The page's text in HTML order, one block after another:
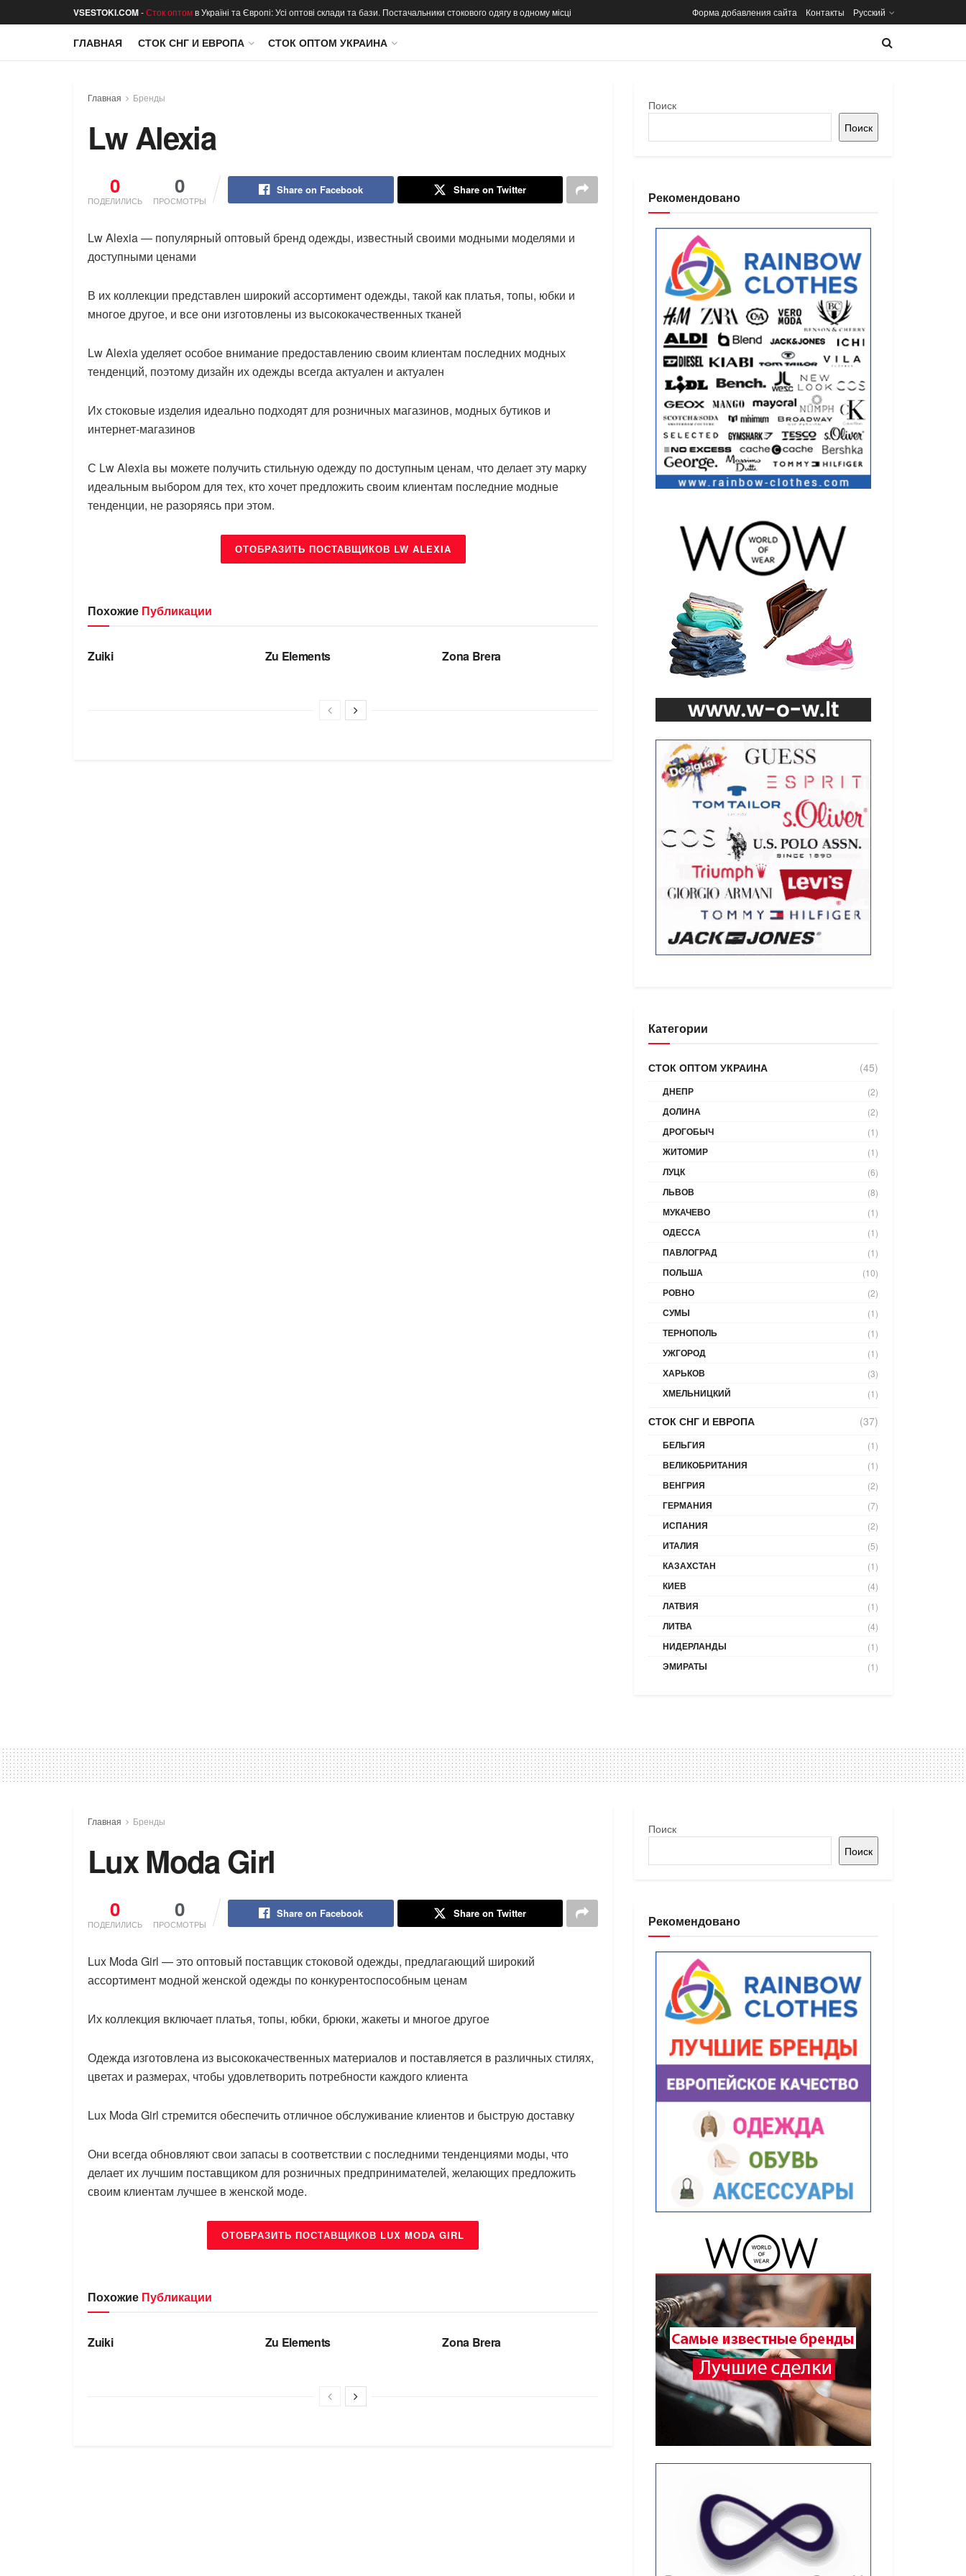
VSESTOKI.COM-Сток оптомв Україні та Європі: Усі оптові склади та бази. Постачальники стокового одягу в одному місці Форма добавления сайта Контакты Русский
ГЛАВНАЯ СТОК СНГ И ЕВРОПА СТОК ОПТОМ УКРАИНА
Главная Бренды
Lw Alexia
0
ПОДЕЛИЛИСЬ
0
ПРОСМОТРЫ
Share on Facebook Share on Twitter
Lw Alexia — популярный оптовый бренд одежды, известный своими модными моделями и
доступными ценами
В их коллекции представлен широкий ассортимент одежды, такой как платья, топы, юбки и
многое другое, и все они изготовлены из высококачественных тканей
Lw Alexia уделяет особое внимание предоставлению своим клиентам последних модных
тенденций, поэтому дизайн их одежды всегда актуален и актуален
Их стоковые изделия идеально подходят для розничных магазинов, модных бутиков и
интернет-магазинов
С Lw Alexia вы можете получить стильную одежду по доступным ценам, что делает эту марку
идеальным выбором для тех, кто хочет предложить своим клиентам последние модные
тенденции, не разоряясь при этом.
ОТОБРАЗИТЬ ПОСТАВЩИКОВ LW ALEXIA
Похожие Публикации
БРЕНДЫ
Zuiki Zu Elements Zona Brera
Поиск
Поиск
Рекомендовано
Категории
СТОК ОПТОМ УКРАИНА (45)
ДНЕПР (2)
ДОЛИНА (2)
ДРОГОБЫЧ (1)
ЖИТОМИР (1)
ЛУЦК (6)
ЛЬВОВ (8)
МУКАЧЕВО (1)
ОДЕССА (1)
ПАВЛОГРАД (1)
ПОЛЬША (10)
РОВНО (2)
СУМЫ (1)
ТЕРНОПОЛЬ (1)
УЖГОРОД (1)
ХАРЬКОВ (3)
ХМЕЛЬНИЦКИЙ (1)
СТОК СНГ И ЕВРОПА (37)
БЕЛЬГИЯ (1)
ВЕЛИКОБРИТАНИЯ (1)
ВЕНГРИЯ (2)
ГЕРМАНИЯ (7)
ИСПАНИЯ (2)
ИТАЛИЯ (5)
КАЗАХСТАН (1)
КИЕВ (4)
ЛАТВИЯ (1)
ЛИТВА (4)
НИДЕРЛАНДЫ (1)
ЭМИРАТЫ (1)
Главная Бренды
Lux Moda Girl
0
ПОДЕЛИЛИСЬ
0
ПРОСМОТРЫ
Share on Facebook Share on Twitter
Lux Moda Girl — это оптовый поставщик стоковой одежды, предлагающий широкий
ассортимент модной женской одежды по конкурентоспособным ценам
Их коллекция включает платья, топы, юбки, брюки, жакеты и многое другое
Одежда изготовлена из высококачественных материалов и поставляется в различных стилях,
цветах и размерах, чтобы удовлетворить потребности каждого клиента
Lux Moda Girl стремится обеспечить отличное обслуживание клиентов и быструю доставку
Они всегда обновляют свои запасы в соответствии с последними тенденциями моды, что
делает их лучшим поставщиком для розничных предпринимателей, желающих предложить
своим клиентам лучшее в женской моде.
ОТОБРАЗИТЬ ПОСТАВЩИКОВ LUX MODA GIRL
Похожие Публикации
БРЕНДЫ
Zuiki Zu Elements Zona Brera
Поиск
Поиск
Рекомендовано